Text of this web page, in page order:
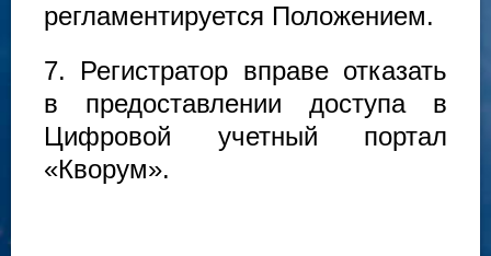
регламентируется Положением.
7. Регистратор вправе отказать
в предоставлении доступа в
Цифровой учетный портал
«Кворум».